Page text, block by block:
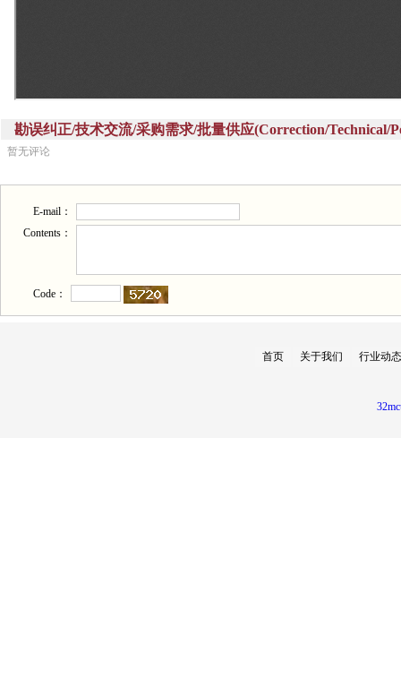
勘误纠正/技术交流/采购需求/批量供应(Correction/Technical/
暂无评论
E-mail：
Contents：
Code：
首页 关于我们 行业动态